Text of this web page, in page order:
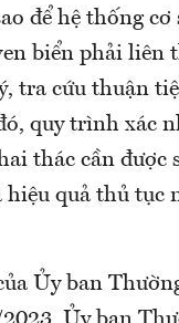
để hệ thống cơ
biển phải liên
tra cứu thuận
quy trình xác
thác cần được
quả thủ tục
Ủy ban